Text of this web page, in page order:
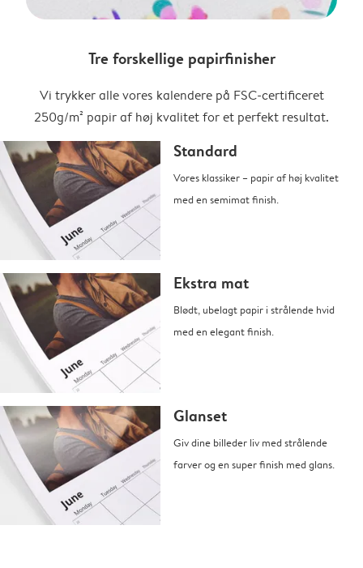
Tre forskellige papirfinisher
Vi trykker alle vores kalendere på FSC-certificeret
250g/m² papir af høj kvalitet for et perfekt resultat.
Standard
Vores klassiker – papir af høj kvalitet
med en semimat finish.
Ekstra mat
Blødt, ubelagt papir i strålende hvid
med en elegant finish.
Glanset
Giv dine billeder liv med strålende
farver og en super finish med glans.